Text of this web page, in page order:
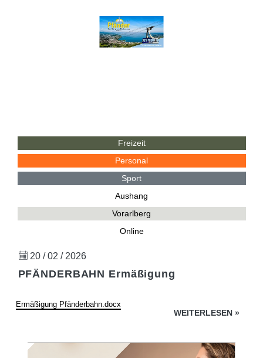
Freizeit
Personal
Sport
Aushang
Vorarlberg
Online
20 / 02 / 2026
PFÄNDERBAHN Ermäßigung
Ermäßigung Pfänderbahn.docx
WEITERLESEN »